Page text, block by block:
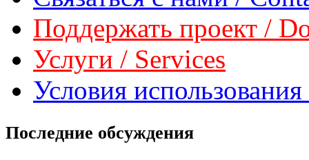
Поддержать проект /
Услуги / Services
Условия
Последние обсуждения